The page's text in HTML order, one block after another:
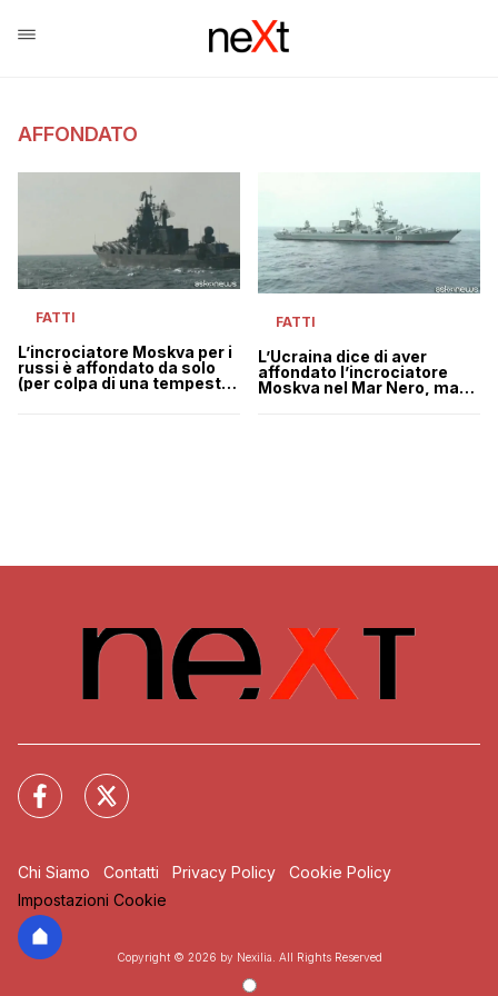
AFFONDATO
FATTI
L’incrociatore Moskva per i
russi è affondato da solo
(per colpa di una tempesta
FATTI
L’Ucraina dice di aver
affondato l’incrociatore
Moskva nel Mar Nero, ma
Chi Siamo Contatti Privacy Policy
Cookie Policy
Impostazioni Cookie
Copyright © 2026 by Nexilia. All Rights Reserved